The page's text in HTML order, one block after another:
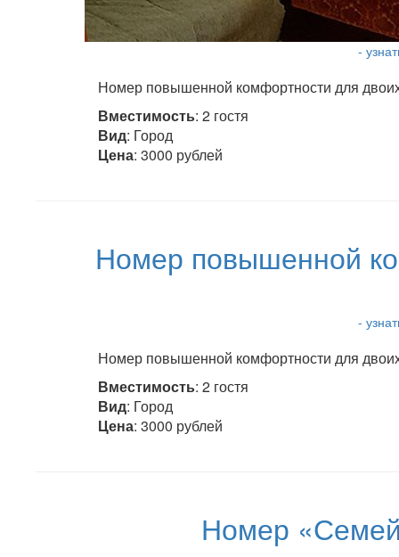
-
Номер повышенной комфортности для
Вместимость: 2 гостя
Вид: Город
Цена: 3000 рублей
Номер повышенной
-
Номер повышенной комфортности для
Вместимость: 2 гостя
Вид: Город
Цена: 3000 рублей
Номер